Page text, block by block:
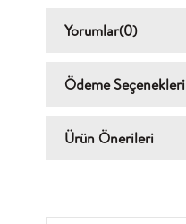
Yorumlar(0)
Ödeme Seçenekleri
Ürün Önerileri